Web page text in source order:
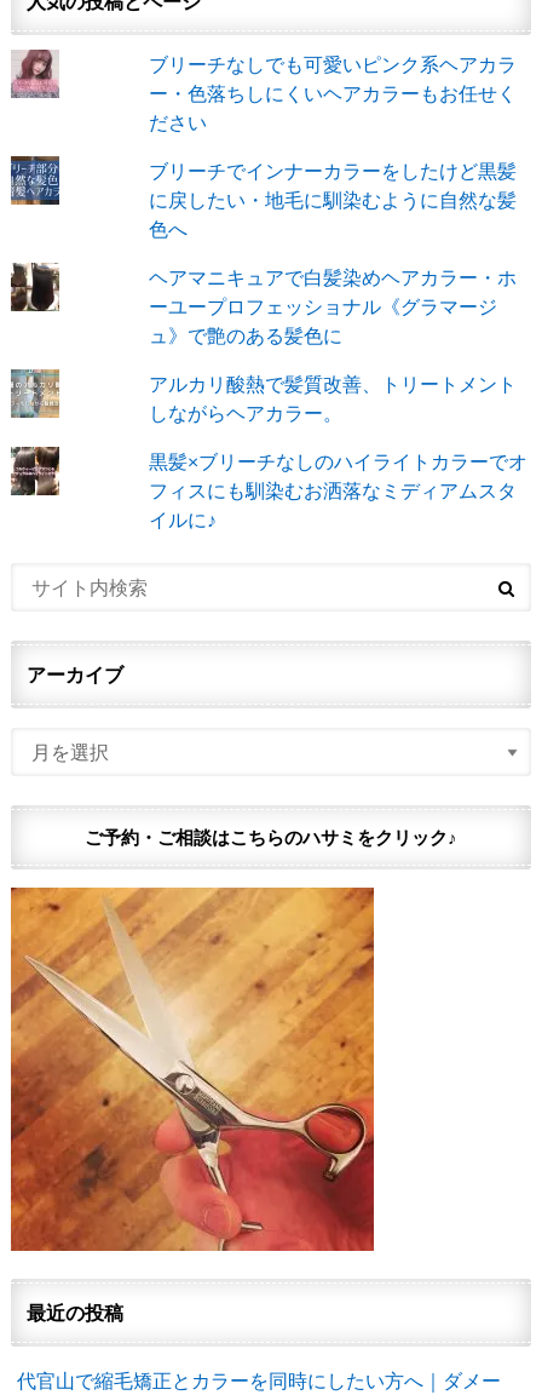
ブリーチなしでも可愛いピンク系ヘアカラ
ー・色落ちしにくいヘアカラーもお任せく
ださい
ブリーチでインナーカラーをしたけど黒髪
に戻したい・地毛に馴染むように自然な髪
色へ
ヘアマニキュアで白髪染めヘアカラー・ホ
ーユープロフェッショナル《グラマージ
ュ》で艶のある髪色に
アルカリ酸熱で髪質改善、トリートメント
しながらヘアカラー。
黒髪×ブリーチなしのハイライトカラーでオ
フィスにも馴染むお洒落なミディアムスタ
イルに♪
アーカイブ
ご予約・ご相談はこちらのハサミをクリック♪
最近の投稿
代官山で縮毛矯正とカラーを同時にしたい方へ｜ダメー